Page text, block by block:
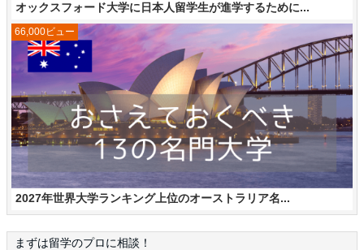
オックスフォード大学に日本人留学生が進学するために...
2027年世界大学ランキング上位のオーストラリア名...
66,000ビュー
まずは留学のプロに相談！